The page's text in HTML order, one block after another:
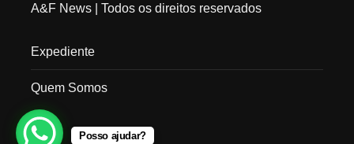
A&F News| Todos os direitos reservados
Expediente
Quem Somos
Posso ajudar?